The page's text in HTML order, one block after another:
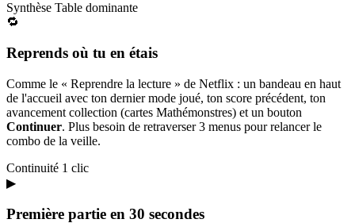
Synthèse Table dominante
🔁
Reprends où tu en étais
Comme le « Reprendre la lecture » de Netflix : un bandeau en haut
de l'accueil avec ton dernier mode joué, ton score précédent, ton
avancement collection (cartes Mathémonstres) et un bouton
Continuer. Plus besoin de retraverser 3 menus pour relancer le
combo de la veille.
Continuité 1 clic
▶
Première partie en 30 secondes